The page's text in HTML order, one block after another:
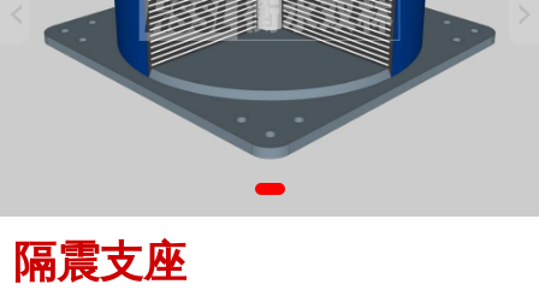
隔震支座